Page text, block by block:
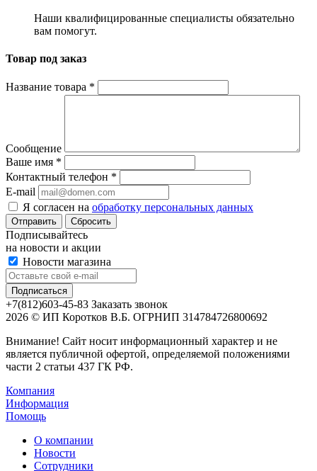
Наши квалифицированные специалисты обязательно
вам помогут.
Товар под заказ
Название товара *
Сообщение
Ваше имя *
Контактный телефон *
E-mail
Я согласен на обработку персональных данных
Сбросить
Подписывайтесь
на новости и акции
Новости магазина
+7(812)603-45-83 Заказать звонок
2026 © ИП Коротков В.Б. ОГРНИП 314784726800692
Внимание! Сайт носит информационный характер и не
является публичной офертой, определяемой положениями
части 2 статьи 437 ГК РФ.
Компания
Информация
Помощь
О компании
Новости
Сотрудники